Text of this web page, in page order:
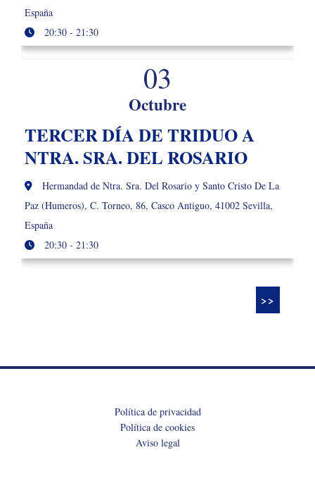
España
20:30 - 21:30
03
Octubre
TERCER DÍA DE TRIDUO A
NTRA. SRA. DEL ROSARIO
Hermandad de Ntra. Sra. Del Rosario y Santo Cristo De La
Paz (Humeros), C. Torneo, 86, Casco Antiguo, 41002 Sevilla,
España
20:30 - 21:30
>>
Política de privacidad
Política de cookies
Aviso legal